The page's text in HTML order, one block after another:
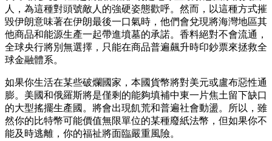
人，為這種對頭號敵人的強硬姿態歡呼。然而，以這種方式摧
毀伊朗意味著在伊朗最後一口氣時，他們會兌現將海灣地區其
他商品和能源生產一起帶進墳墓的承諾。香料絕對不會流通，
全球央行將別無選擇，只能在商品普遍飆升時印鈔票來拯救全
球金融體系。
如果你生活在某些破爛國家，本國貨幣將對美元或盧布惡性通
膨。美國和俄羅斯將是僅剩的能夠填補中東一片焦土留下缺口
的大型搖擺生產國。將會出現飢荒和普遍社會動盪。所以，雖
然你的比特幣可能價值無限單位的某種廢紙法幣，但如果你不
能及時逃離，你的福祉將面臨嚴重風險。